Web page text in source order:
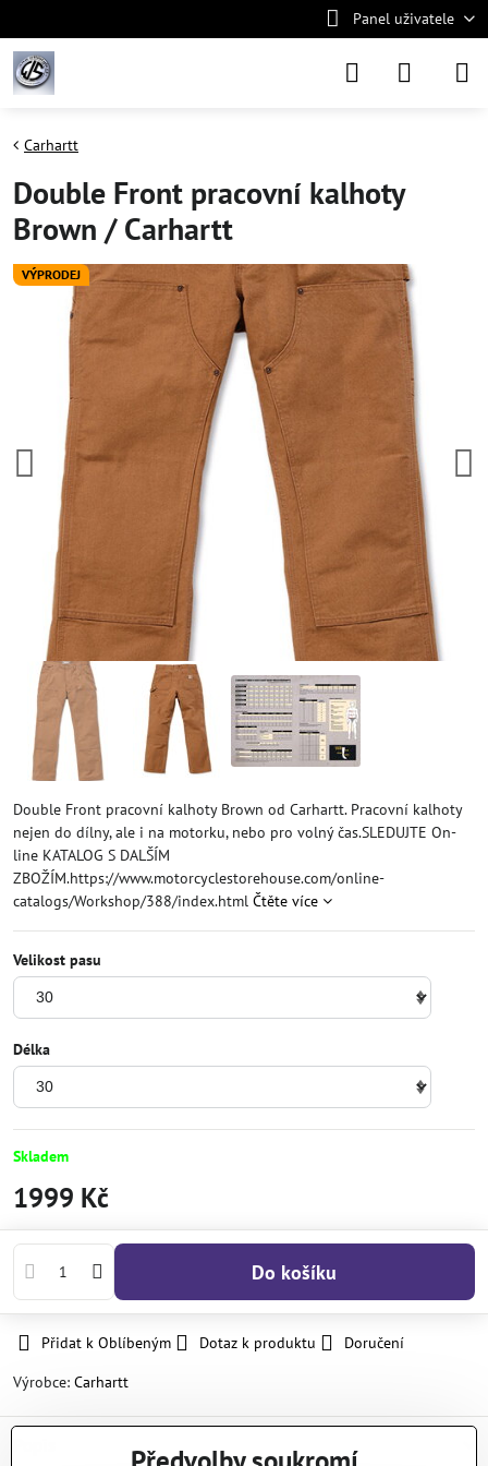
Panel uživatele
VÝPRODEJ
Carhartt
Double Front pracovní kalhoty
Brown / Carhartt
Double Front pracovní kalhoty Brown od Carhartt. Pracovní kalhoty
nejen do dílny, ale i na motorku, nebo pro volný čas.SLEDUJTE On-
line KATALOG S DALŠÍM
ZBOŽÍM.https://www.motorcyclestorehouse.com/online-
catalogs/Workshop/388/index.html Čtěte více
Velikost pasu
Délka
Skladem
1999 Kč
Do košíku
Přidat k Oblíbeným Dotaz k produktu
Doručení
Výrobce: Carhartt